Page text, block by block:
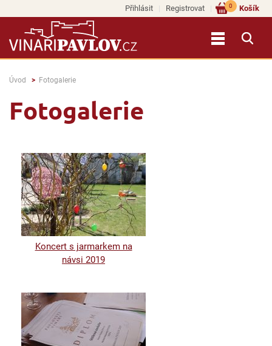
Přihlásit Registrovat Košík
0
Úvod Fotogalerie
Fotogalerie
Koncert s jarmarkem na
návsi 2019